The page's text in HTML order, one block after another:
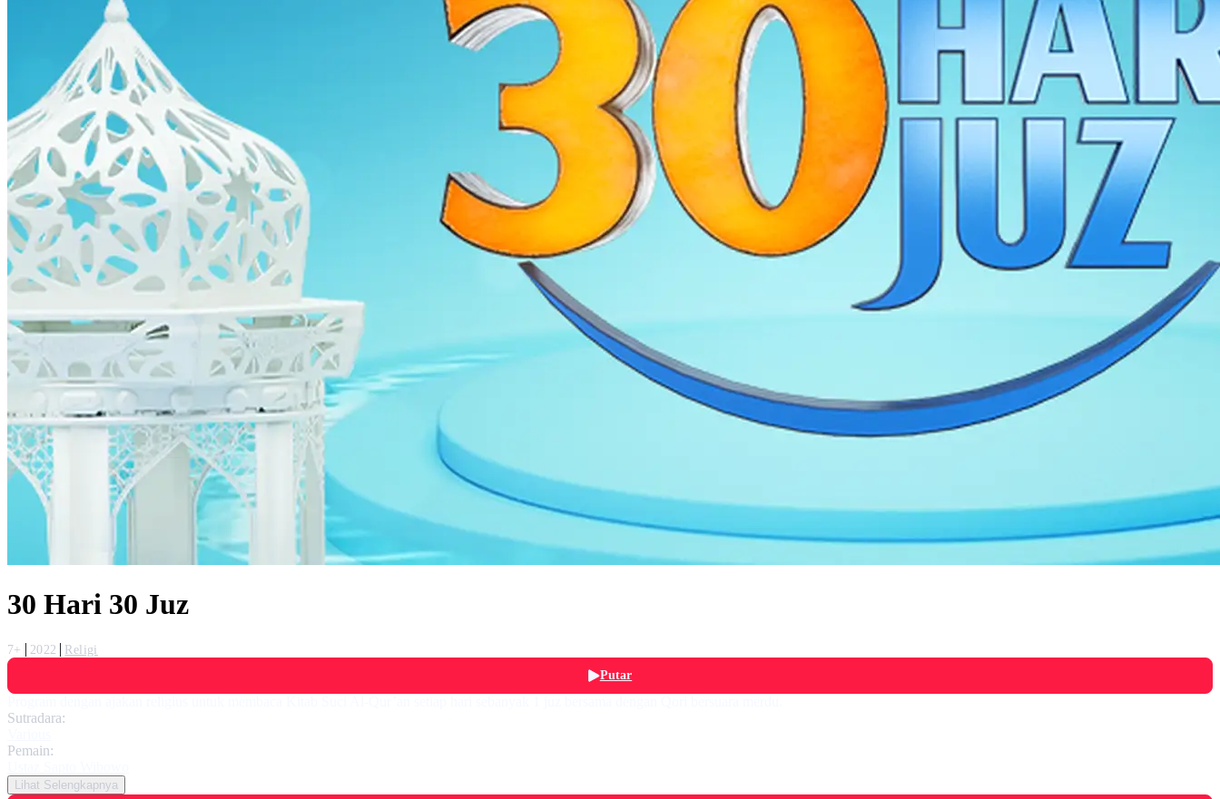
30 Hari 30 Juz
7+ 2022
Religi
Putar
Sutradara:
Pemain:
Lihat Selengkapnya